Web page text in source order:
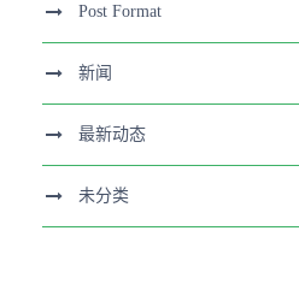
Post Format
新闻
最新动态
未分类